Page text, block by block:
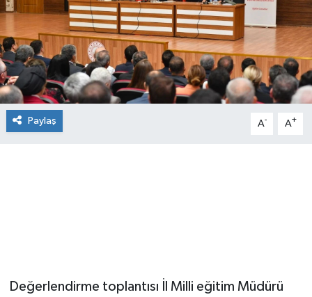
Paylaş A- A+
Değerlendirme toplantısı İl Milli eğitim Müdürü